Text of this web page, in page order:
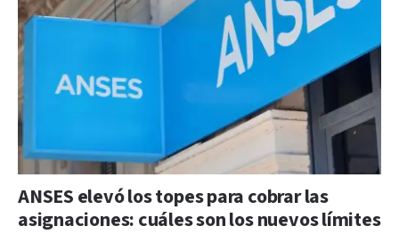
ANSES elevó los topes para cobrar las
asignaciones: cuáles son los nuevos límites